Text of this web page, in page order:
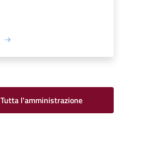
Tutta l'amministrazione